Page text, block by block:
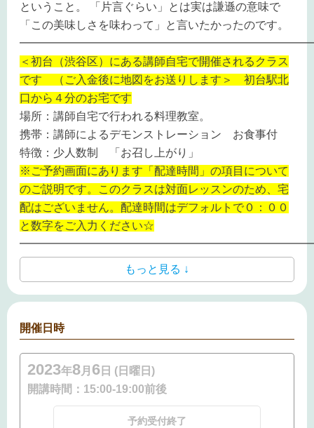
ということ。 「片言ぐらい」とは実は謙遜の意味で
「この美味しさを味わって」と言いたかったのです。
＜初台（渋谷区）にある講師自宅で開催されるクラス
です （ご入金後に地図をお送りします＞ 初台駅北
口から４分のお宅です
場所：講師自宅で行われる料理教室。
携帯：講師によるデモンストレーション お食事付
特徴：少人数制 「お召し上がり」
※ご予約画面にあります「配達時間」の項目について
のご説明です。このクラスは対面レッスンのため、宅
配はございません。配達時間はデフォルトで０：００
と数字をご入力ください☆
もっと見る ↓
開催日時
2023年8月 6 日 (日曜日)
開講時間： 15:00-19:00前後
予約受付終了